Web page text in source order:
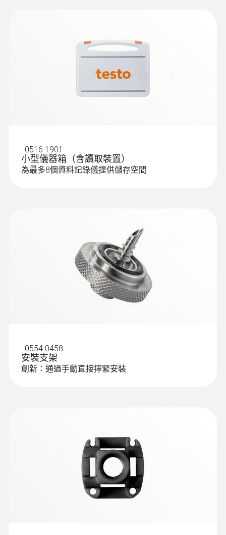
: 0516 1901
小型儀器箱（含讀取裝置）
為最多8個資料記錄儀提供儲存空間
: 0554 0458
安裝支架
創新：通過手動直接擰緊安裝